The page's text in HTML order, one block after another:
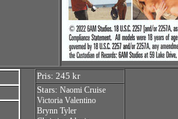
Pris: 245 kr
Stars: Naomi Cruise
Victoria Valentino
Brynn Tyler